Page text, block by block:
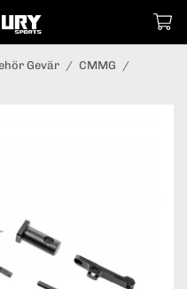
Gevär / CMMG /